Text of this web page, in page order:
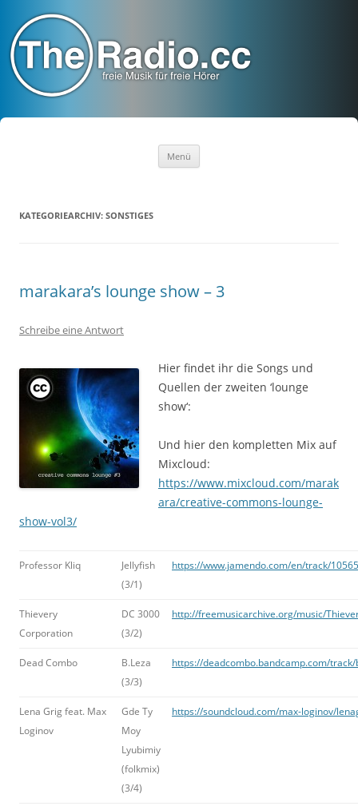
Menü
KATEGORIEARCHIV: SONSTIGES
marakara’s lounge show – 3
Schreibe eine Antwort
Hier findet ihr die Songs und
Quellen der zweiten ‘lounge
show‘:
Und hier den kompletten Mix auf
Mixcloud:
https://www.mixcloud.com/marak
ara/creative-commons-lounge-
show-vol3/
Professor Kliq
Jellyfish
(3/1)
https://www.jamendo.com/en/track/
Thievery
Corporation
DC 3000
(3/2)
http://freemusicarchive.org/music/
Dead Combo
B.Leza
(3/3)
https://deadcombo.bandcamp.com/track/
Lena Grig feat. Max
Loginov
Gde Ty
Moy
Lyubimiy
(folkmix)
(3/4)
https://soundcloud.com/max-loginov/